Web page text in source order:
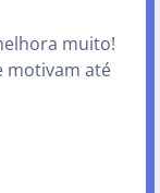
muito!
motivam até